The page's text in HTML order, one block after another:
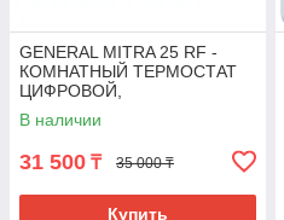
GENERAL MITRA 25 RF -
КОМНАТНЫЙ ТЕРМОСТАТ
ЦИФРОВОЙ,
БЕСПРОВОДНОЙ
В наличии
31 500 ₸ 35 000 ₸
Купить